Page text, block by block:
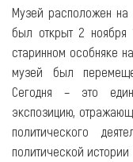
Музей расположен
был открыт 2 ноября
старинном особняке
музей был
Сегодня – это
экспозицию,
политического
политической